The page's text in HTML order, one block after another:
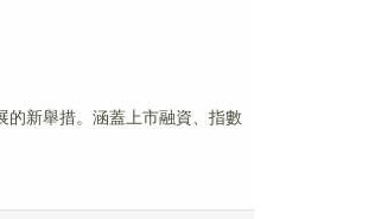
的新舉措。涵蓋上市融資、指數